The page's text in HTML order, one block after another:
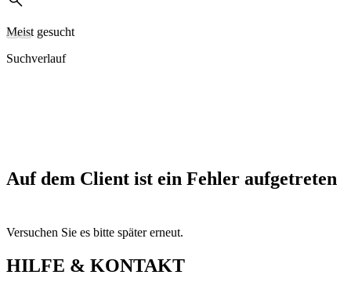
Meist gesucht
Suchverlauf
Auf dem Client ist ein Fehler aufgetreten
Versuchen Sie es bitte später erneut.
HILFE & KONTAKT